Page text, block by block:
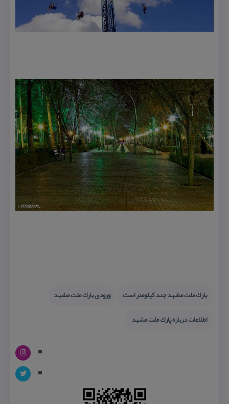
پارك ملت مشهد چند كیلومتر است
ورودی پارك ملت مشهد
اطلاعات درباره پارك ملت مشهد